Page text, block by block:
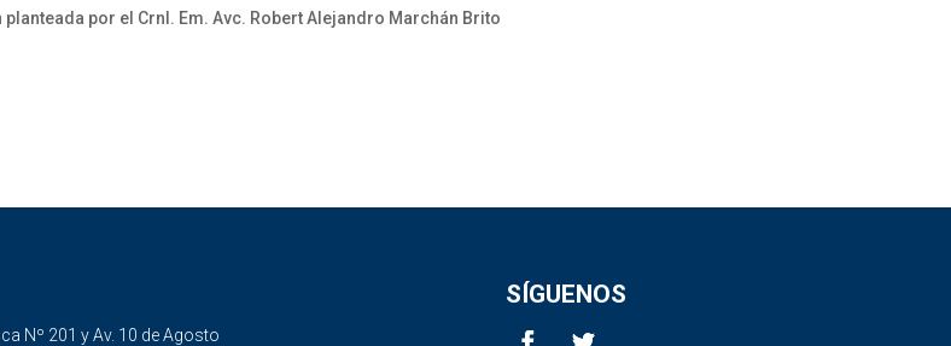
por el Crnl. Em. Avc. Robert Alejandro Marchán Brito
Nº 201 y Av. 10 de Agosto
SÍGUENOS